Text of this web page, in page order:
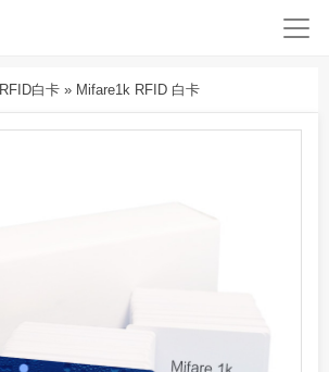
RFID白卡 » Mifare1k RFID 白卡